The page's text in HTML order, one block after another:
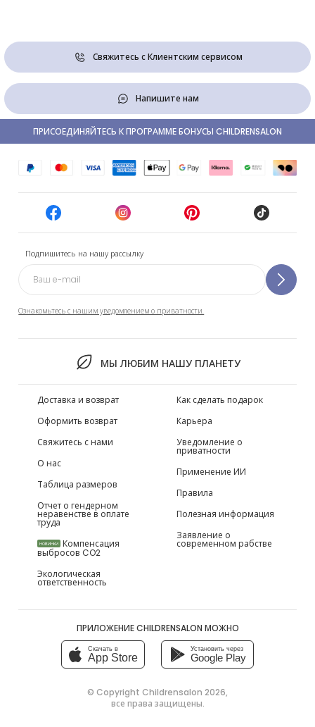
Свяжитесь с Клиентским сервисом
Напишите нам
Подпишитесь на нашу рассылку
Ознакомьтесь с нашим уведомлением о приватности.
МЫ ЛЮБИМ НАШУ ПЛАНЕТУ
ПРИСОЕДИНЯЙТЕСЬ К ПРОГРАММЕ БОНУСЫ CHILDRENSALON
Доставка и возврат
Оформить возврат
Свяжитесь с нами
О нас
Таблица размеров
Отчет о гендерном
неравенстве в оплате
труда
НОВИНКИ Компенсация
выбросов CO2
Экологическая
ответственность
Как сделать подарок
Карьера
Уведомление о
приватности
Применение ИИ
Правила
Полезная информация
Заявление о
современном рабстве
ПРИЛОЖЕНИЕ CHILDRENSALON МОЖНО
Скачать в
App Store
Установить через
Google Play
© Copyright Childrensalon 2026,
все права защищены.